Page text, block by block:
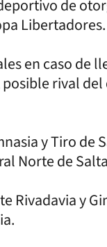
de
Libertadores.
en caso de
rival del
y Tiro de
Norte de
Rivadavia y